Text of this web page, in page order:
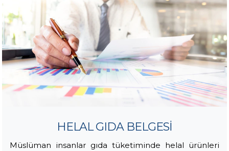
HELAL GIDA BELGESİ
Müslüman insanlar gıda tüketiminde helal ürünleri